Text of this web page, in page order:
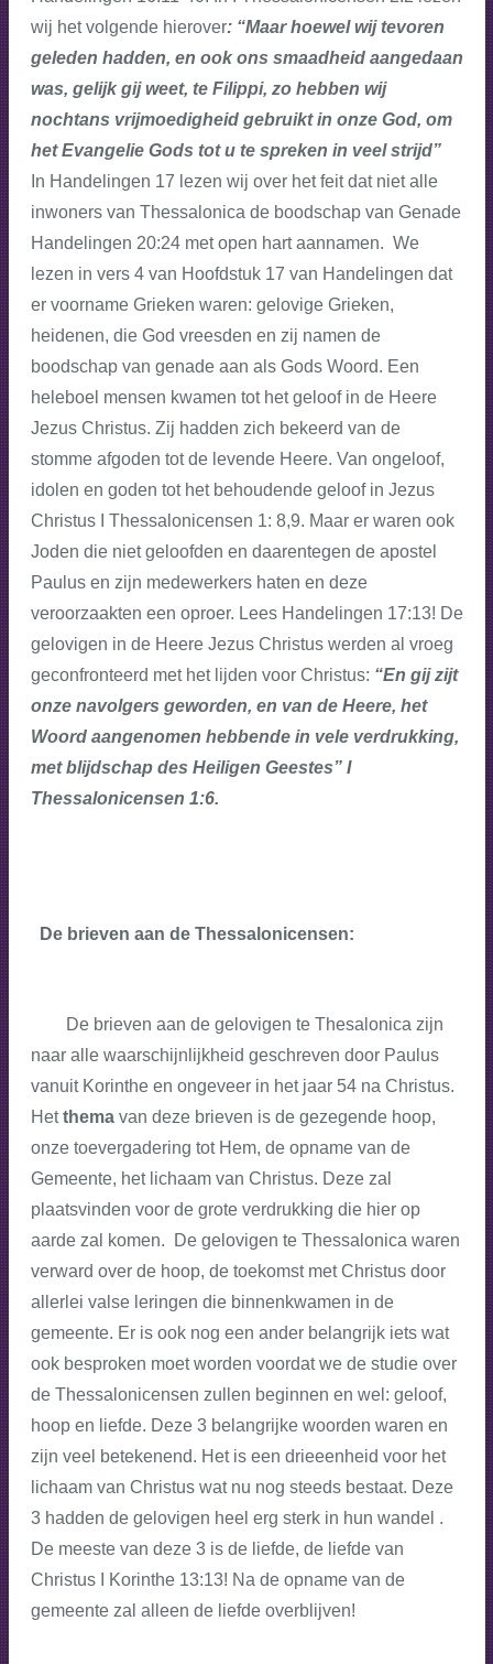
wij het volgende hierover: “Maar hoewel wij tevoren
geleden hadden, en ook ons smaadheid aangedaan
was, gelijk gij weet, te Filippi, zo hebben wij
nochtans vrijmoedigheid gebruikt in onze God, om
het Evangelie Gods tot u te spreken in veel strijd”
In Handelingen 17 lezen wij over het feit dat niet alle
inwoners van Thessalonica de boodschap van Genade
Handelingen 20:24 met open hart aannamen. We
lezen in vers 4 van Hoofdstuk 17 van Handelingen dat
er voorname Grieken waren: gelovige Grieken,
heidenen, die God vreesden en zij namen de
boodschap van genade aan als Gods Woord. Een
heleboel mensen kwamen tot het geloof in de Heere
Jezus Christus. Zij hadden zich bekeerd van de
stomme afgoden tot de levende Heere. Van ongeloof,
idolen en goden tot het behoudende geloof in Jezus
Christus I Thessalonicensen 1: 8,9. Maar er waren ook
Joden die niet geloofden en daarentegen de apostel
Paulus en zijn medewerkers haten en deze
veroorzaakten een oproer. Lees Handelingen 17:13! De
gelovigen in de Heere Jezus Christus werden al vroeg
geconfronteerd met het lijden voor Christus: “En gij zijt
onze navolgers geworden, en van de Heere, het
Woord aangenomen hebbende in vele verdrukking,
met blijdschap des Heiligen Geestes” I
Thessalonicensen 1:6.
De brieven aan de Thessalonicensen:
De brieven aan de gelovigen te Thesalonica zijn
naar alle waarschijnlijkheid geschreven door Paulus
vanuit Korinthe en ongeveer in het jaar 54 na Christus.
Hetthema van deze brieven is de gezegende hoop,
onze toevergadering tot Hem, de opname van de
Gemeente, het lichaam van Christus. Deze zal
plaatsvinden voor de grote verdrukking die hier op
aarde zal komen. De gelovigen te Thessalonica waren
verward over de hoop, de toekomst met Christus door
allerlei valse leringen die binnenkwamen in de
gemeente. Er is ook nog een ander belangrijk iets wat
ook besproken moet worden voordat we de studie over
de Thessalonicensen zullen beginnen en wel: geloof,
hoop en liefde. Deze 3 belangrijke woorden waren en
zijn veel betekenend. Het is een drieeenheid voor het
lichaam van Christus wat nu nog steeds bestaat. Deze
3 hadden de gelovigen heel erg sterk in hun wandel .
De meeste van deze 3 is de liefde, de liefde van
Christus I Korinthe 13:13! Na de opname van de
gemeente zal alleen de liefde overblijven!